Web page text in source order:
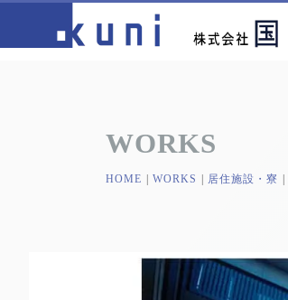
WORKS
HOME WORKS 居住施設・寮